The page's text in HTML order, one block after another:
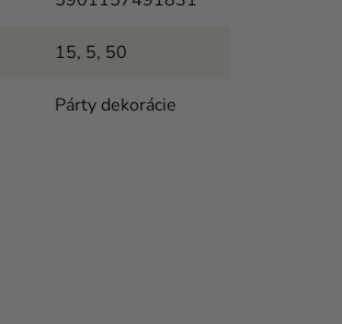
15, 5, 50
Párty dekorácie